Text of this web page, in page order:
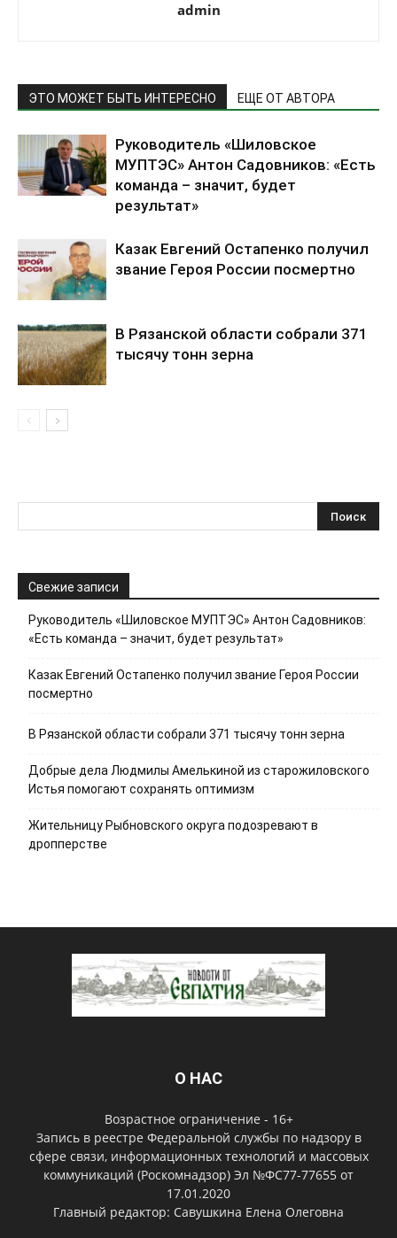
admin
ЭТО МОЖЕТ БЫТЬ ИНТЕРЕСНО ЕЩЕ ОТ АВТОРА
Руководитель «Шиловское
МУПТЭС» Антон Садовников: «Есть
команда – значит, будет
результат»
Казак Евгений Остапенко получил
звание Героя России посмертно
В Рязанской области собрали 371
тысячу тонн зерна
Свежие записи
Руководитель «Шиловское МУПТЭС» Антон Садовников:
«Есть команда – значит, будет результат»
Казак Евгений Остапенко получил звание Героя России
посмертно
В Рязанской области собрали 371 тысячу тонн зерна
Добрые дела Людмилы Амелькиной из старожиловского
Истья помогают сохранять оптимизм
Жительницу Рыбновского округа подозревают в
дропперстве
О НАС
Возрастное ограничение - 16+
Запись в реестре Федеральной службы по надзору в
сфере связи, информационных технологий и массовых
коммуникаций (Роскомнадзор) Эл №ФС77-77655 от
17.01.2020
Главный редактор: Савушкина Елена Олеговна